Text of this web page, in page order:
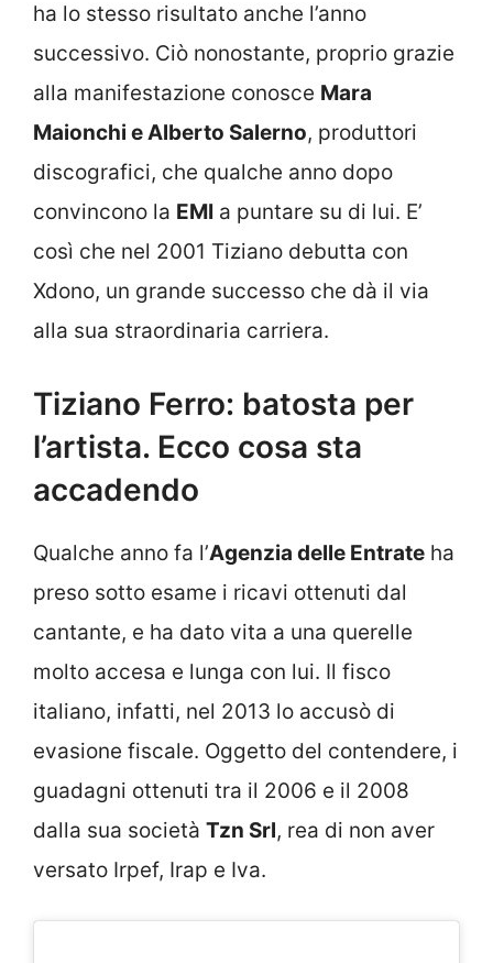
ha lo stesso risultato anche l’anno
successivo. Ciò nonostante, proprio grazie
alla manifestazione conosce Mara
Maionchi e Alberto Salerno, produttori
discografici, che qualche anno dopo
convincono la EMI a puntare su di lui. E’
così che nel 2001 Tiziano debutta con
Xdono, un grande successo che dà il via
alla sua straordinaria carriera.
Tiziano Ferro: batosta per
l’artista. Ecco cosa sta
accadendo
Qualche anno fa l’Agenzia delle Entrate ha
preso sotto esame i ricavi ottenuti dal
cantante, e ha dato vita a una querelle
molto accesa e lunga con lui. Il fisco
italiano, infatti, nel 2013 lo accusò di
evasione fiscale. Oggetto del contendere, i
guadagni ottenuti tra il 2006 e il 2008
dalla sua società Tzn Srl, rea di non aver
versato Irpef, Irap e Iva.